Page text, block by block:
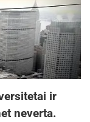
ir
neverta.